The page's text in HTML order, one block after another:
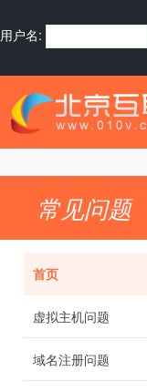
用户名:
常见问题
首页
虚拟主机问题
域名注册问题